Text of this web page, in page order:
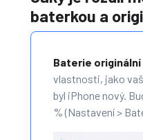
baterkou a
Baterie
vlastnosti, jako
byl iPhone nový.
% (Nastavení >